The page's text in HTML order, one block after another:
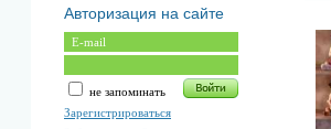
Авторизация на сайте
не запоминать
Зарегистрироваться